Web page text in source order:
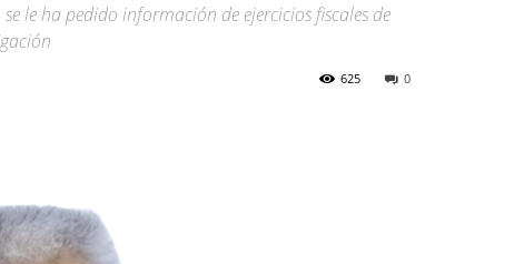
le ha pedido información de ejercicios fiscales de
0
625